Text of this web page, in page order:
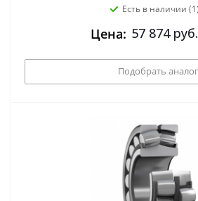
Есть в наличии (1)
Цена: 57 874руб.
Подобрать аналог